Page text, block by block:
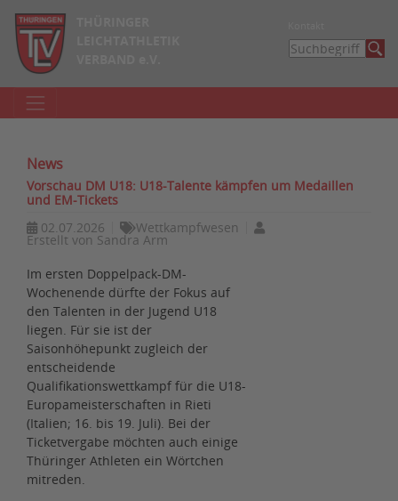
News
Vorschau DM U18: U18-Talente kämpfen um Medaillen
und EM-Tickets
02.07.2026
Wettkampfwesen
Erstellt von Sandra Arm
Im ersten Doppelpack-DM-
Wochenende dürfte der Fokus auf
den Talenten in der Jugend U18
liegen. Für sie ist der
Saisonhöhepunkt zugleich der
entscheidende
Qualifikationswettkampf für die U18-
Europameisterschaften in Rieti
(Italien; 16. bis 19. Juli). Bei der
Ticketvergabe möchten auch einige
Thüringer Athleten ein Wörtchen
mitreden.